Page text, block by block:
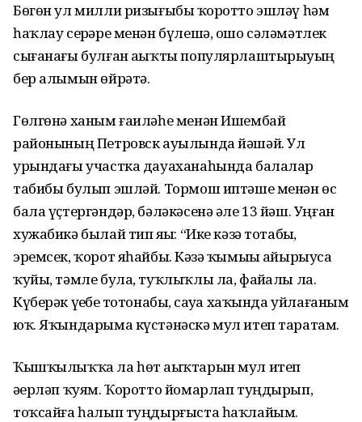
Бөгөн ул милли ризығыбыҙ ҡоротто эшләү һәм
һаҡлау серҙәре менән бүлешә, ошо сәләмәтлек
сығанағы булған аҙыҡты популярлаштырыуҙың
бер алымын өйрәтә.
Гөлгөнә ханым ғаиләһе менән Ишембай
районының Петровск ауылында йәшәй. Ул
урындағы участка дауаханаһында балалар
табибы булып эшләй. Тормош иптәше менән өс
бала үҫтергәндәр, бәләкәсенә әле 13 йәш. Уңған
хужабикә былай тип яҙҙы: “Ике кәзә тотабыҙ,
эремсек, ҡорот яһайбыҙ. Кәзә ҡымыҙы айырыуса
ҡуйы, тәмле була, туҡлыҡлы ла, файҙалы ла.
Күберәк үҙебеҙ тотонабыҙ, сауҙа хаҡында уйлағаным
юҡ. Яҡындарыма күстәнәскә мул итеп таратам.
Ҡышҡылыҡҡа ла һөт аҙыҡтарын мул итеп
әҙерләп ҡуям. Ҡоротто йомарлап туңдырып,
тоҡсайға һалып туңдырғыста һаҡлайым.